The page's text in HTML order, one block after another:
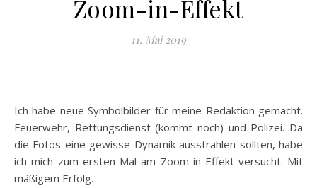
Zoom-in-Effekt
11. Mai 2019
Ich habe neue Symbolbilder für meine Redaktion gemacht.
Feuerwehr, Rettungsdienst (kommt noch) und Polizei. Da
die Fotos eine gewisse Dynamik ausstrahlen sollten, habe
ich mich zum ersten Mal am Zoom-in-Effekt versucht. Mit
mäßigem Erfolg.